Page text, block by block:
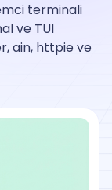
terminali
ve TUI
ain, httpie ve